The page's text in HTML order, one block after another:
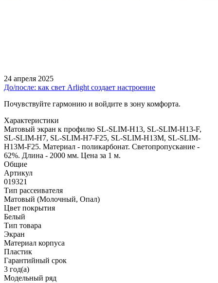
24 апреля 2025
До/после: как свет Arlight создает настроение
Почувствуйте гармонию и войдите в зону комфорта.
Характеристики
Матовый экран к профилю SL-SLIM-H13, SL-SLIM-H13-F,
SL-SLIM-H7, SL-SLIM-H7-F25, SL-SLIM-H13M, SL-SLIM-
H13M-F25. Материал - поликарбонат. Светопропускание -
62%. Длина - 2000 мм. Цена за 1 м.
Общие
Артикул
019321
Тип рассеивателя
Матовый (Молочный, Опал)
Цвет покрытия
Белый
Тип товара
Экран
Материал корпуса
Пластик
Гарантийный срок
3 год(а)
Модельный ряд